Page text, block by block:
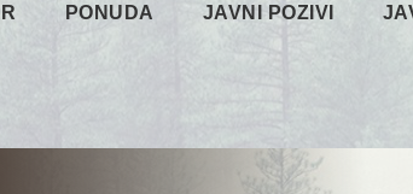
PONUDA JAVNI POZIVI